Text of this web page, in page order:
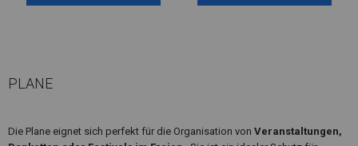
PLANE
Die Plane eignet sich perfekt für die Organisation von Veranstaltungen,